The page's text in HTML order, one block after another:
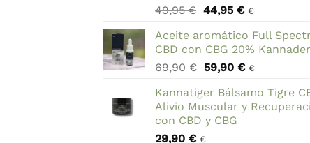
49,95€ El
original
era:
49,95 €.
44,95 €El
actual
es:
44,95 €.
€
Aceite aromático Full
CBD con CBG 20%
69,90€ El
original
era:
69,90 €.
59,90 €El
actual
es:
€
Kannatiger Bálsamo Tigre
Alivio Muscular y
con CBD y CBG
29,90 € €